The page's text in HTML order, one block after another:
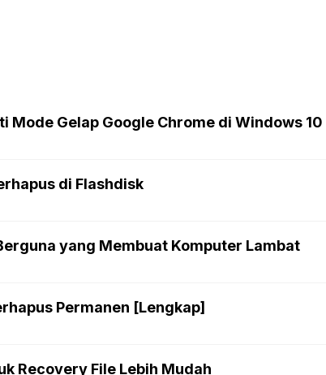
Mode Gelap Google Chrome di Windows 10
di Flashdisk
yang Membuat Komputer Lambat
Permanen [Lengkap]
Recovery File Lebih Mudah